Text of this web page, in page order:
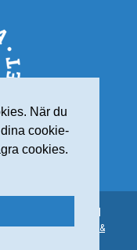
När du
cookie-
cookies.
reserverade |
| Webdesign:Frank &